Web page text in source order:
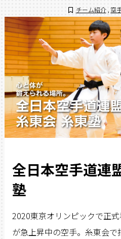
チーム紹介 , 空
全日本空手道連
塾
2020東京オリンピックで正
が急上昇中の空手。糸東会